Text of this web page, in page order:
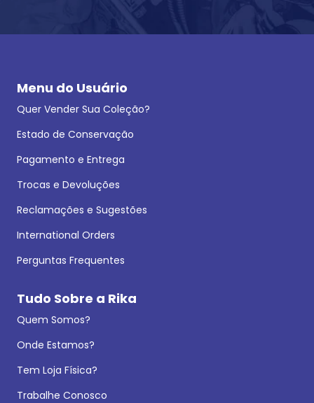
Menu do Usuário
Quer Vender Sua Coleção?
Estado de Conservação
Pagamento e Entrega
Trocas e Devoluções
Reclamações e Sugestões
International Orders
Perguntas Frequentes
Tudo Sobre a Rika
Quem Somos?
Onde Estamos?
Tem Loja Física?
Trabalhe Conosco